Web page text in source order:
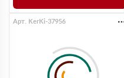
Арт. KerKi-37956